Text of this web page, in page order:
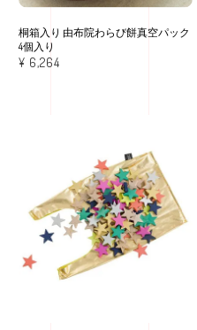
桐箱入り 由布院わらび餅真空パック
4個入り
¥ 6,264